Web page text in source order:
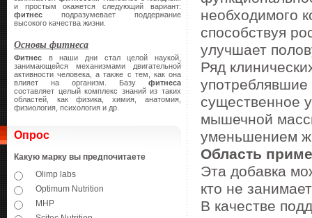
и простым окажется следующий вариант:
фитнес подразумевает поддержание
высокого качества жизни.
Основы фитнеса
Фитнес в наши дни стал целой наукой,
занимающейся механизмами двигательной
активности человека, а также с тем, как она
влияет на организм. Базу фитнеса
составляет целый комплекс знаний из таких
областей, как физика, химия, анатомия,
физиология, психология и др.
Опрос
Какую марку вы предпочитаете
Olimp labs
Optimum Nutrition
MHP
необходимого
способствуя
улучшает
Ряд
употреблявшие
существенное
мышечной
уменьшением
Область
Эта добавка
кто не
В качестве